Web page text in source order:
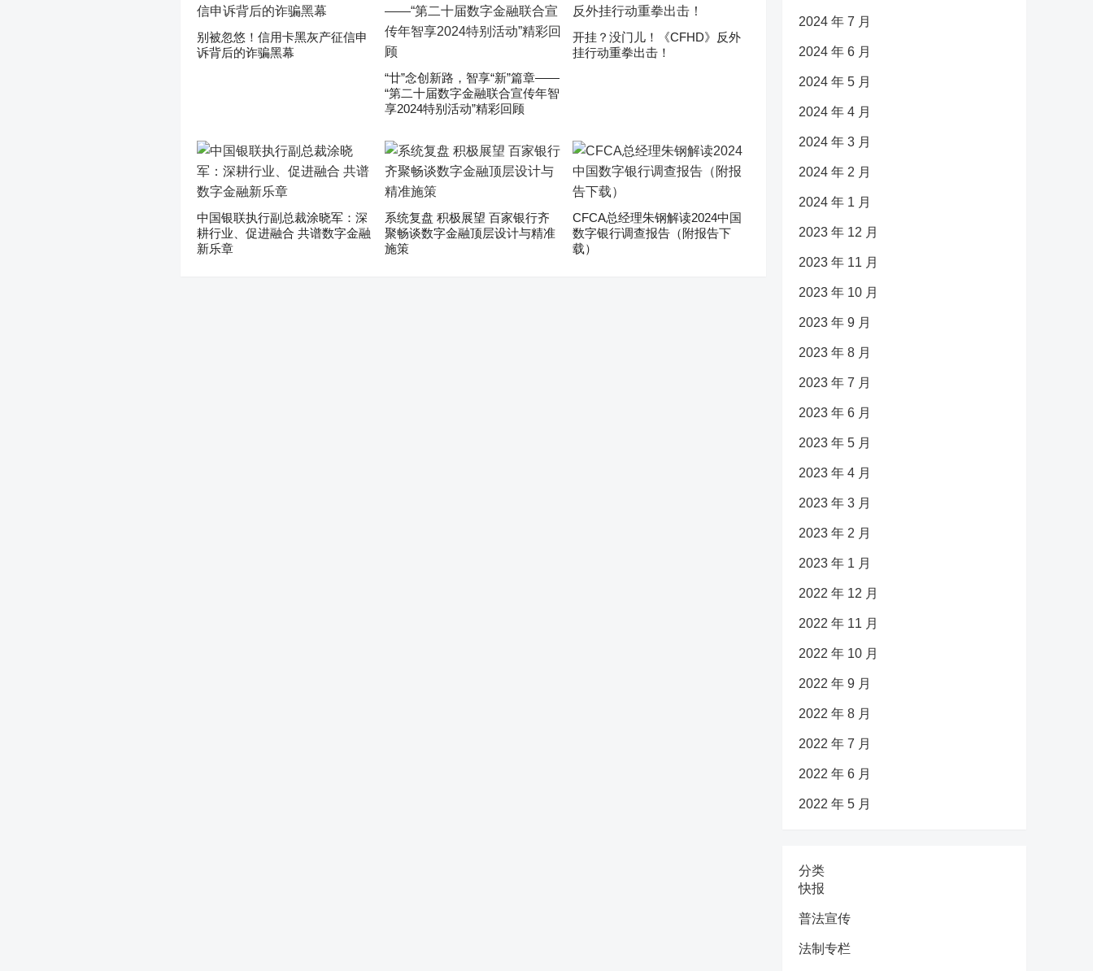
别被忽悠！信用卡黑灰产征信申
诉背后的诈骗黑幕
“廿”念创新路，智享“新”篇章——
“第二十届数字金融联合宣传年智
享2024特别活动”精彩回顾
开挂？没门儿！《CFHD》反外
挂行动重拳出击！
中国银联执行副总裁涂晓军：深
耕行业、促进融合 共谱数字金融
新乐章
系统复盘 积极展望 百家银行齐
聚畅谈数字金融顶层设计与精准
施策
CFCA总经理朱钢解读2024中国
数字银行调查报告（附报告下
载）
2024 年 7 月
2024 年 6 月
2024 年 5 月
2024 年 4 月
2024 年 3 月
2024 年 2 月
2024 年 1 月
2023 年 12 月
2023 年 11 月
2023 年 10 月
2023 年 9 月
2023 年 8 月
2023 年 7 月
2023 年 6 月
2023 年 5 月
2023 年 4 月
2023 年 3 月
2023 年 2 月
2023 年 1 月
2022 年 12 月
2022 年 11 月
2022 年 10 月
2022 年 9 月
2022 年 8 月
2022 年 7 月
2022 年 6 月
2022 年 5 月
分类
快报
普法宣传
法制专栏